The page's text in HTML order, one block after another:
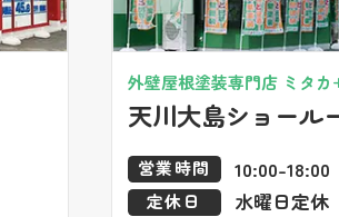
外壁屋根塗装専門店 ミタ
天川大島ショール
営業時間 10:00-18:00
定休日 水曜日定休